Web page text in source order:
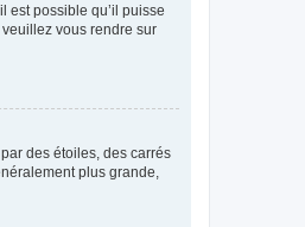
est possible qu’il puisse
vous rendre sur
des étoiles, des carrés
plus grande,